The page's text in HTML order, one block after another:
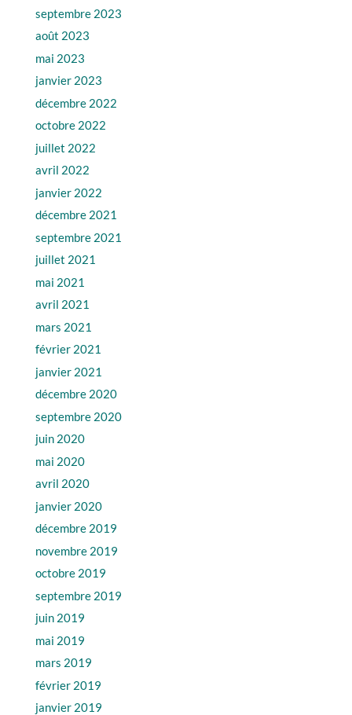
septembre 2023
août 2023
mai 2023
janvier 2023
décembre 2022
octobre 2022
juillet 2022
avril 2022
janvier 2022
décembre 2021
septembre 2021
juillet 2021
mai 2021
avril 2021
mars 2021
février 2021
janvier 2021
décembre 2020
septembre 2020
juin 2020
mai 2020
avril 2020
janvier 2020
décembre 2019
novembre 2019
octobre 2019
septembre 2019
juin 2019
mai 2019
mars 2019
février 2019
janvier 2019